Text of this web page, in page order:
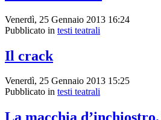
Venerdì, 25 Gennaio 2013 16:24
Pubblicato in testi teatrali
Il crack
Venerdì, 25 Gennaio 2013 15:25
Pubblicato in testi teatrali